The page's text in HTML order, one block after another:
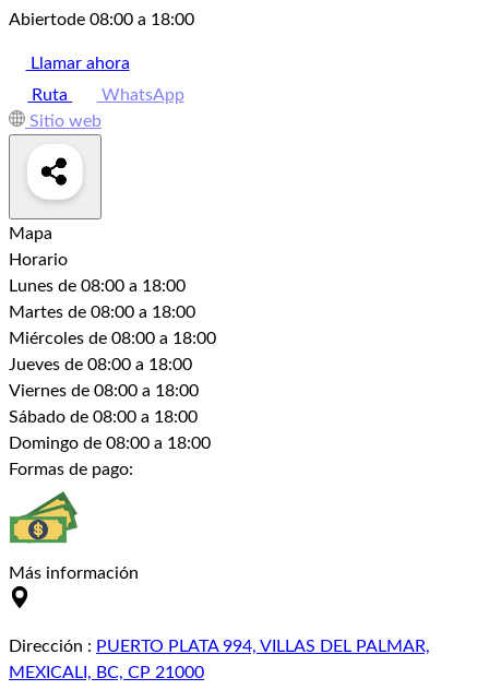
Abiertode 08:00 a 18:00
Llamar ahora
Ruta
WhatsApp
Sitio web
Mapa
Horario
Lunes de 08:00 a 18:00
Martes de 08:00 a 18:00
Miércoles de 08:00 a 18:00
Jueves de 08:00 a 18:00
Viernes de 08:00 a 18:00
Sábado de 08:00 a 18:00
Domingo de 08:00 a 18:00
Formas de pago:
Más información
Dirección : PUERTO PLATA 994, VILLAS DEL PALMAR,
MEXICALI, BC, CP 21000